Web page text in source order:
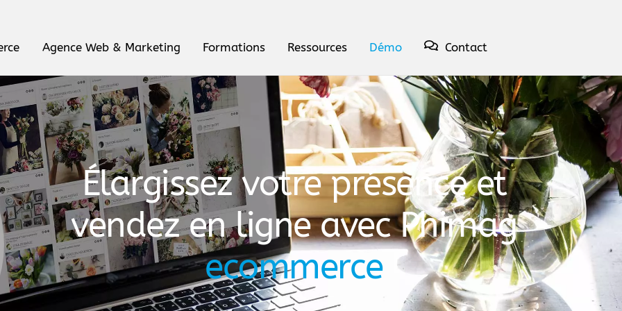
Agence Web & Marketing Formations Ressources Démo Contact
Élargissez votre présence et
vendez en ligne avec Phimag
ecommerce